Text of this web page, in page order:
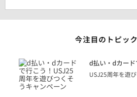
今注目のトピッ
d払い・dカード
USJ25周年を遊